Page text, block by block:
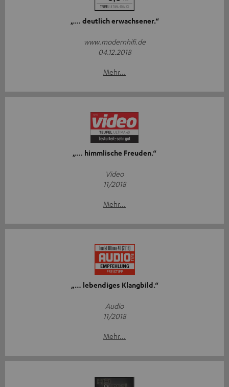
„… deutlich erwachsener.“
www.modernhifi.de
04.12.2018
Mehr...
„… himmlische Freuden.“
Video
11/2018
Mehr...
„… lebendiges Klangbild.“
Audio
11/2018
Mehr...